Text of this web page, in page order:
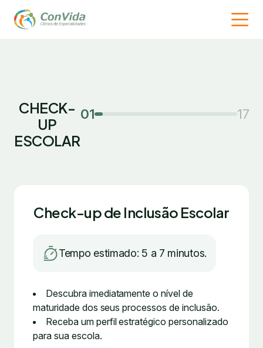
CHECK-
UP
ESCOLAR
01 17
Check-up de Inclusão Escolar
Tempo estimado: 5 a 7 minutos.
Descubra imediatamente o nível de
maturidade dos seus processos de inclusão.
Receba um perfil estratégico personalizado
para sua escola.